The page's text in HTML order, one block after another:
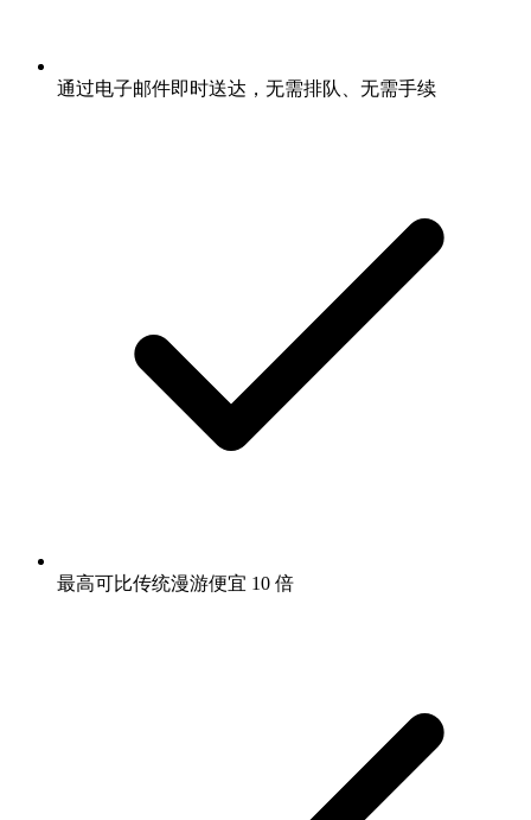
通过电子邮件即时送达，无需排队、无需手续
最高可比传统漫游便宜 10 倍